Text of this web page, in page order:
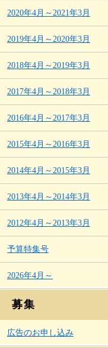
2020年4月～2021年3月
2019年4月～2020年3月
2018年4月～2019年3月
2017年4月～2018年3月
2016年4月～2017年3月
2015年4月～2016年3月
2014年4月～2015年3月
2013年4月～2014年3月
2012年4月～2013年3月
予算特集号
2026年4月～
募集
広告のお申し込み